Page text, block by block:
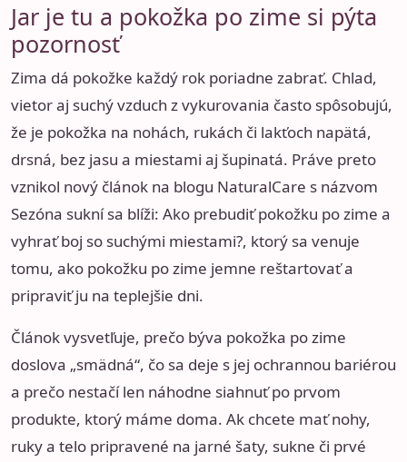
Jar je tu a pokožka po zime si pýta
pozornosť
Zima dá pokožke každý rok poriadne zabrať. Chlad,
vietor aj suchý vzduch z vykurovania často spôsobujú,
že je pokožka na nohách, rukách či lakťoch napätá,
drsná, bez jasu a miestami aj šupinatá. Práve preto
vznikol nový článok na blogu NaturalCare s názvom
Sezóna sukní sa blíži: Ako prebudiť pokožku po zime a
vyhrať boj so suchými miestami?, ktorý sa venuje
tomu, ako pokožku po zime jemne reštartovať a
pripraviť ju na teplejšie dni.
Článok vysvetľuje, prečo býva pokožka po zime
doslova „smädná“, čo sa deje s jej ochrannou bariérou
a prečo nestačí len náhodne siahnuť po prvom
produkte, ktorý máme doma. Ak chcete mať nohy,
ruky a telo pripravené na jarné šaty, sukne či prvé